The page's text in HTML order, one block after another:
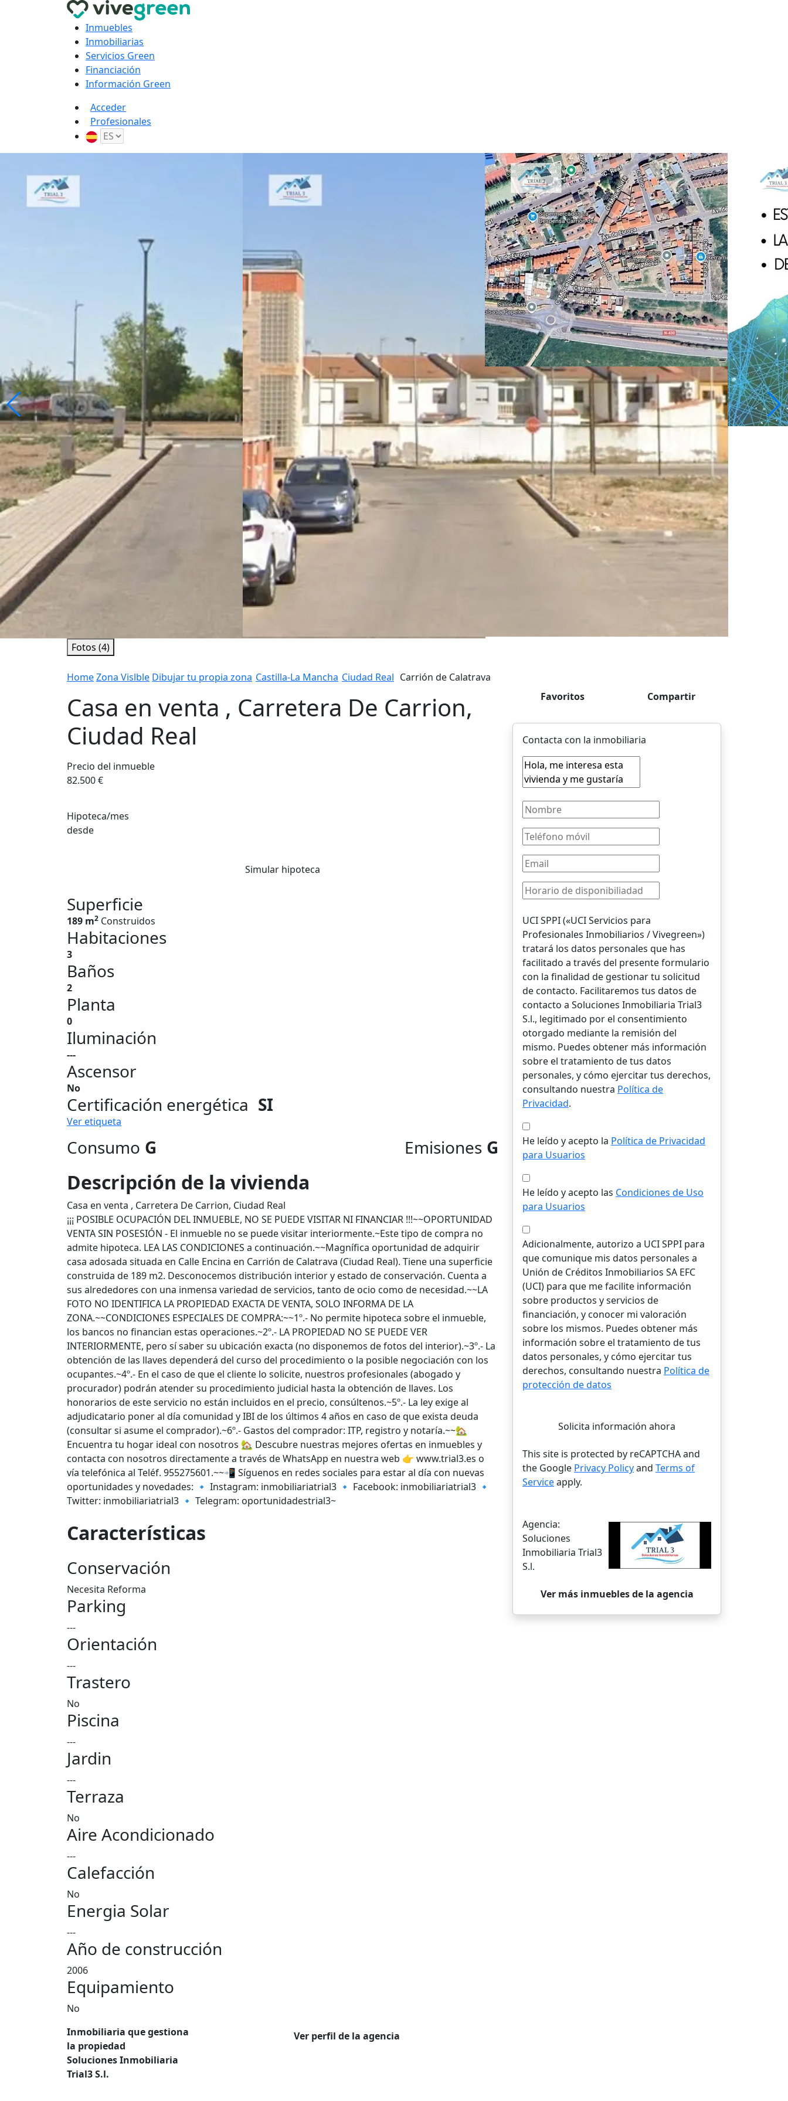
Inmuebles
Inmobiliarias
Servicios Green
Financiación
Información Green
Acceder
Profesionales
Fotos (4)
HomeZona Vislble Dibujar tu propia zona Castilla-La Mancha Ciudad Real Carrión de Calatrava
Casa en venta , Carretera De Carrion,
Ciudad Real
Precio del inmueble
82.500 €
Hipoteca/mes
desde
Simular hipoteca
Superficie
189 m2 Construidos
Habitaciones
3
Baños
2
Planta
0
Iluminación
---
Ascensor
No
Certificación energética SI
Ver etiqueta
Consumo G Emisiones G
Descripción de la vivienda
Casa en venta , Carretera De Carrion, Ciudad Real
¡¡¡ POSIBLE OCUPACIÓN DEL INMUEBLE, NO SE PUEDE VISITAR NI FINANCIAR !!!~~OPORTUNIDAD
VENTA SIN POSESIÓN - El inmueble no se puede visitar interiormente.~Este tipo de compra no
admite hipoteca. LEA LAS CONDICIONES a continuación.~~Magnífica oportunidad de adquirir
casa adosada situada en Calle Encina en Carrión de Calatrava (Ciudad Real). Tiene una superficie
construida de 189 m2. Desconocemos distribución interior y estado de conservación. Cuenta a
sus alrededores con una inmensa variedad de servicios, tanto de ocio como de necesidad.~~LA
FOTO NO IDENTIFICA LA PROPIEDAD EXACTA DE VENTA, SOLO INFORMA DE LA
ZONA.~~CONDICIONES ESPECIALES DE COMPRA:~~1º.- No permite hipoteca sobre el inmueble,
los bancos no financian estas operaciones.~2º.- LA PROPIEDAD NO SE PUEDE VER
INTERIORMENTE, pero sí saber su ubicación exacta (no disponemos de fotos del interior).~3º.- La
obtención de las llaves dependerá del curso del procedimiento o la posible negociación con los
ocupantes.~4º.- En el caso de que el cliente lo solicite, nuestros profesionales (abogado y
procurador) podrán atender su procedimiento judicial hasta la obtención de llaves. Los
honorarios de este servicio no están incluidos en el precio, consúltenos.~5º.- La ley exige al
adjudicatario poner al día comunidad y IBI de los últimos 4 años en caso de que exista deuda
(consultar si asume el comprador).~6º.- Gastos del comprador: ITP, registro y notaría.~~🏡
Encuentra tu hogar ideal con nosotros 🏡 Descubre nuestras mejores ofertas en inmuebles y
contacta con nosotros directamente a través de WhatsApp en nuestra web 👉 www.trial3.es o
vía telefónica al Teléf. 955275601.~~📲 Síguenos en redes sociales para estar al día con nuevas
oportunidades y novedades: 🔹 Instagram: inmobiliariatrial3 🔹 Facebook: inmobiliariatrial3 🔹
Twitter: inmobiliariatrial3 🔹 Telegram: oportunidadestrial3~
Características
Conservación
Necesita Reforma
Parking
---
Orientación
---
Trastero
No
Piscina
---
Jardin
---
Terraza
No
Aire Acondicionado
---
Calefacción
No
Energia Solar
---
Año de construcción
2006
Equipamiento
No
Inmobiliaria que gestiona
la propiedad
Soluciones Inmobiliaria
Trial3 S.l.
Ver perfil de la agencia
Favoritos Compartir
Contacta con la inmobiliaria
UCI SPPI («UCI Servicios para
Profesionales Inmobiliarios / Vivegreen»)
tratará los datos personales que has
facilitado a través del presente formulario
con la finalidad de gestionar tu solicitud
de contacto. Facilitaremos tus datos de
contacto a Soluciones Inmobiliaria Trial3
S.l., legitimado por el consentimiento
otorgado mediante la remisión del
mismo. Puedes obtener más información
sobre el tratamiento de tus datos
personales, y cómo ejercitar tus derechos,
consultando nuestra Política de
Privacidad.
He leído y acepto la Política de Privacidad
para Usuarios
He leído y acepto las Condiciones de Uso
para Usuarios
Adicionalmente, autorizo a UCI SPPI para
que comunique mis datos personales a
Unión de Créditos Inmobiliarios SA EFC
(UCI) para que me facilite información
sobre productos y servicios de
financiación, y conocer mi valoración
sobre los mismos. Puedes obtener más
información sobre el tratamiento de tus
datos personales, y cómo ejercitar tus
derechos, consultando nuestra Política de
protección de datos
Solicita información ahora
This site is protected by reCAPTCHA and
the Google Privacy Policyand Terms of
Serviceapply.
Agencia:
Soluciones
Inmobiliaria Trial3
S.l.
Ver más inmuebles de la agencia